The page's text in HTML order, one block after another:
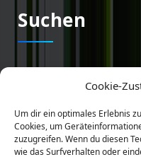
Cookie-
Um dir ein optimales Erlebnis
Cookies, um
zuzugreifen. Wenn du diesen
wie das Surfverhalten oder
Suchen